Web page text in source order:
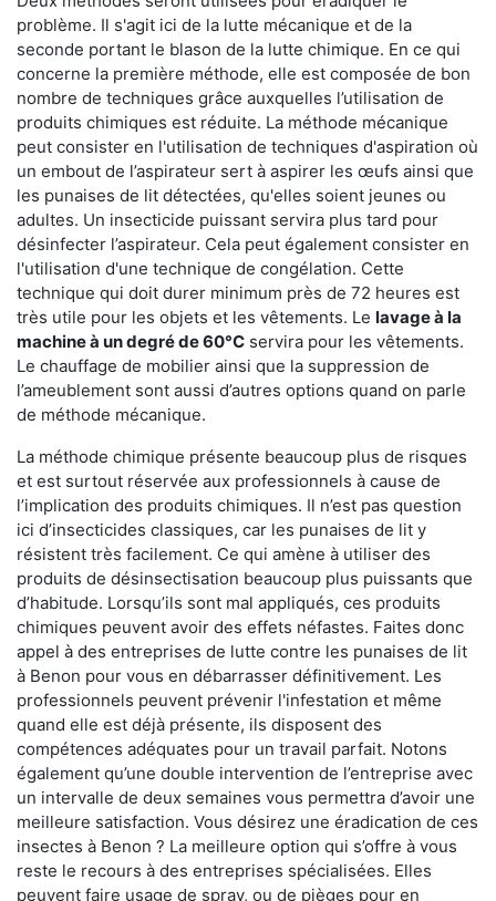
problème. Il s'agit ici de la lutte mécanique et de la
seconde portant le blason de la lutte chimique. En ce qui
concerne la première méthode, elle est composée de bon
nombre de techniques grâce auxquelles l’utilisation de
produits chimiques est réduite. La méthode mécanique
peut consister en l'utilisation de techniques d'aspiration où
un embout de l’aspirateur sert à aspirer les œufs ainsi que
les punaises de lit détectées, qu'elles soient jeunes ou
adultes. Un insecticide puissant servira plus tard pour
désinfecter l’aspirateur. Cela peut également consister en
l'utilisation d'une technique de congélation. Cette
technique qui doit durer minimum près de 72 heures est
très utile pour les objets et les vêtements. Le lavage à la
machine à un degré de 60°C servira pour les vêtements.
Le chauffage de mobilier ainsi que la suppression de
l’ameublement sont aussi d’autres options quand on parle
de méthode mécanique.
La méthode chimique présente beaucoup plus de risques
et est surtout réservée aux professionnels à cause de
l’implication des produits chimiques. Il n’est pas question
ici d’insecticides classiques, car les punaises de lit y
résistent très facilement. Ce qui amène à utiliser des
produits de désinsectisation beaucoup plus puissants que
d’habitude. Lorsqu’ils sont mal appliqués, ces produits
chimiques peuvent avoir des effets néfastes. Faites donc
appel à des entreprises de lutte contre les punaises de lit
à Benon pour vous en débarrasser définitivement. Les
professionnels peuvent prévenir l'infestation et même
quand elle est déjà présente, ils disposent des
compétences adéquates pour un travail parfait. Notons
également qu’une double intervention de l’entreprise avec
un intervalle de deux semaines vous permettra d’avoir une
meilleure satisfaction. Vous désirez une éradication de ces
insectes à Benon ? La meilleure option qui s’offre à vous
reste le recours à des entreprises spécialisées. Elles
peuvent faire usage de spray, ou de pièges pour en